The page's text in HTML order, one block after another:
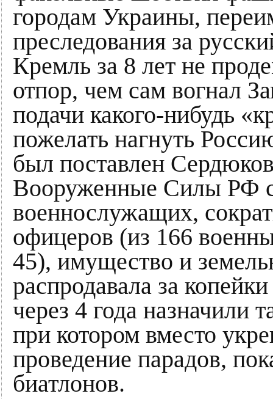
городам Украины,
преследования за
Кремль за 8 лет не
отпор, чем сам вогнал
подачи какого-нибудь
пожелать нагнуть
был поставлен
Вооруженные Силы РФ
военнослужащих,
офицеров (из 166
45), имущество и
распродавала за
через 4 года назначили
при котором вместо
проведение парадов,
биатлонов.